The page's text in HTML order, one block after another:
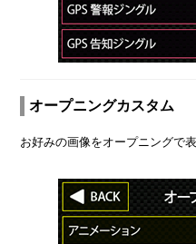
オープニングカスタム
お好みの画像をオープニングで